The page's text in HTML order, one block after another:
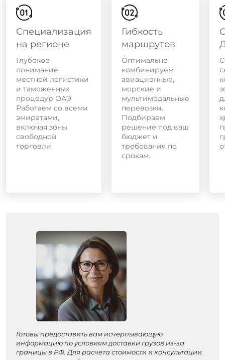
Специализация
на регионе
Глубокое
понимание
местной логистики
и таможенных
процедур ОАЭ.
Работаем со всеми
эмиратами,
включая зоны
свободной
торговли.
Гибкость
маршрутов
Оптимально
комбинируем
авиационные,
морские и
мультимодальные
перевозки.
Подбираем
решение под ваш
бюджет и
требования по
срокам.
Готовы предоставить вам исчерпывающую
информацию по условиям доставки грузов из-за
границы в РФ. Для расчета стоимости и консультации